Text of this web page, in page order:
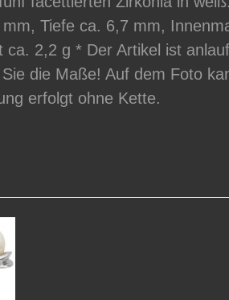
Tiefe ca. 6,7 mm,
ca. 2,2 g * Der Artikel ist
die Maße! Auf dem Foto
erfolgt ohne Kette.